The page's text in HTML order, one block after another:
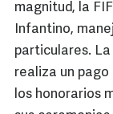
magnitud, la
Infantino,
particulares.
realiza un
los honorarios